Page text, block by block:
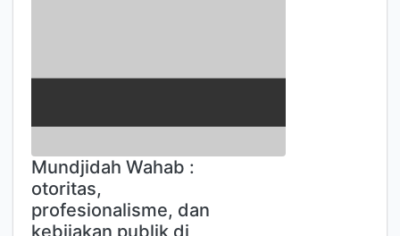
Mundjidah Wahab :
otoritas,
profesionalisme, dan
kebijakan publik di